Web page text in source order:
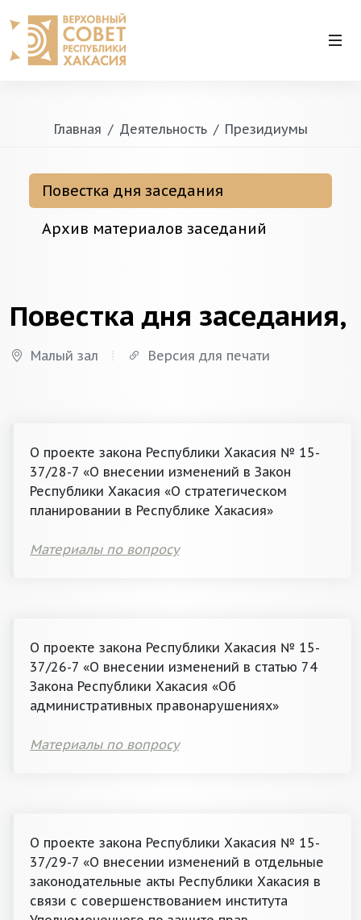
Главная Деятельность Президиумы
Повестка дня заседания
Архив материалов заседаний
Повестка дня заседания,
Малый зал Версия для печати
О проекте закона Республики Хакасия № 15-
37/28-7 «О внесении изменений в Закон
Республики Хакасия «О стратегическом
планировании в Республике Хакасия»
Материалы по вопросу
О проекте закона Республики Хакасия № 15-
37/26-7 «О внесении изменений в статью 74
Закона Республики Хакасия «Об
административных правонарушениях»
Материалы по вопросу
О проекте закона Республики Хакасия № 15-
37/29-7 «О внесении изменений в отдельные
законодательные акты Республики Хакасия в
связи с совершенствованием института